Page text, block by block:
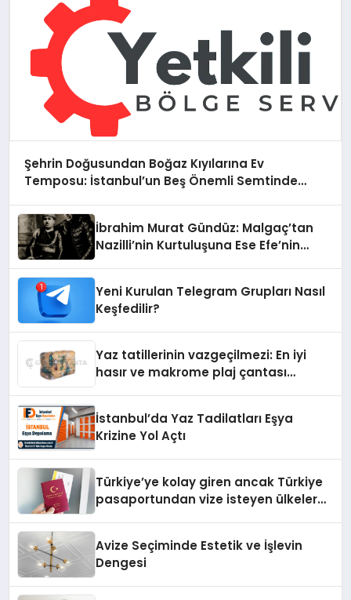
Şehrin Doğusundan Boğaz Kıyılarına Ev
Temposu: İstanbul’un Beş Önemli Semtinde
İbrahim Murat Gündüz: Malgaç’tan
Nazilli’nin Kurtuluşuna Ese Efe’nin
Yeni Kurulan Telegram Grupları Nasıl
Keşfedilir?
Yaz tatillerinin vazgeçilmezi: En iyi
hasır ve makrome plaj çantası
İstanbul’da Yaz Tadilatları Eşya
Krizine Yol Açtı
Türkiye’ye kolay giren ancak Türkiye
pasaportundan vize isteyen ülkeler
Avize Seçiminde Estetik ve İşlevin
Dengesi